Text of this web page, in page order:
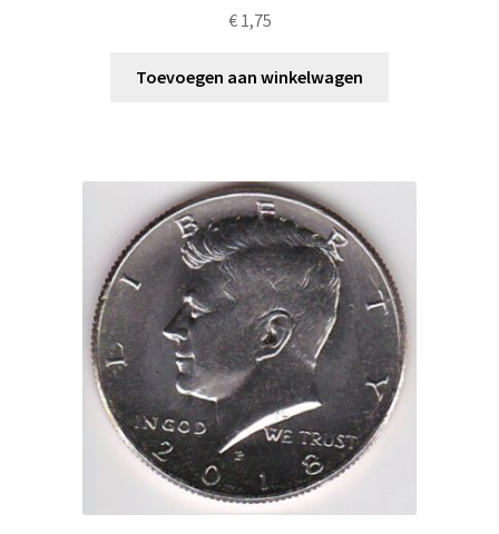
€1,75
Toevoegen aan winkelwagen